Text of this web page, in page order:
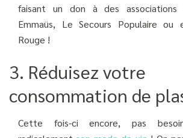
faisant un don à des associations
Emmaüs, Le Secours Populaire ou
Rouge !
3. Réduisez votre
consommation de
Cette fois-ci encore, pas